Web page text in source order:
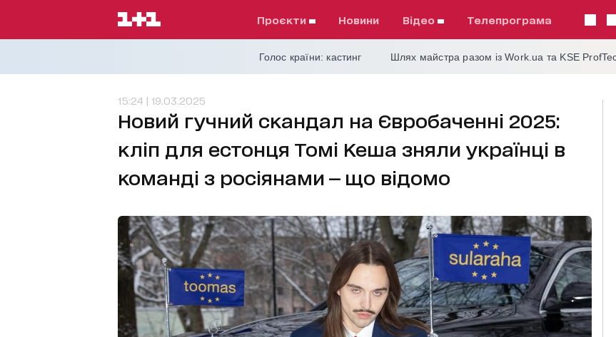
проєкти Новини відео телепрограма
Голос країни: кастинг Шлях майстра разом із Work.ua та KSE
15:24 | 19.03.2025
Новий гучний скандал на Євробаченні 2025:
кліп для естонця Томі Кеша зняли українці в
команді з росіянами — що відомо